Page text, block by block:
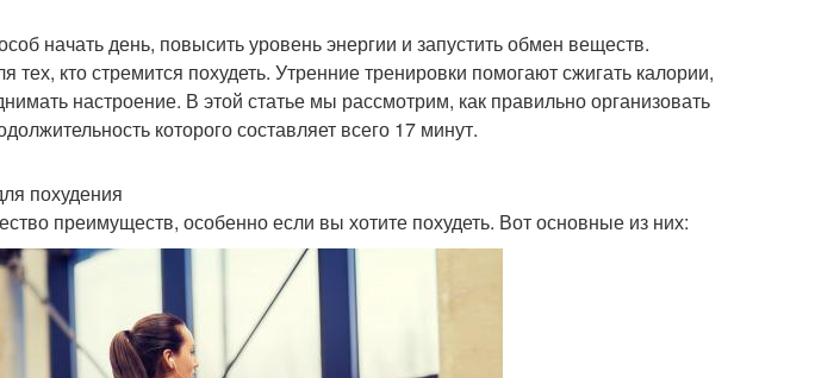
начать день, повысить уровень энергии и запустить обмен веществ.
тех, кто стремится похудеть. Утренние тренировки помогают сжигать калории,
настроение. В этой статье мы рассмотрим, как правильно организовать
которого составляет всего 17 минут.
похудения
преимуществ, особенно если вы хотите похудеть. Вот основные из них: